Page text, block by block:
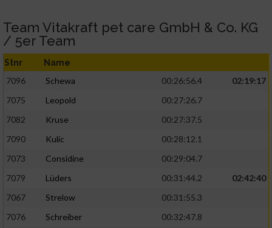
Team Vitakraft pet care GmbH & Co. KG
/ 5er Team
Stnr Name
7096 Schewa 00:26:56.4
02:19:17
7075
Leopold
00:27:26.7
7082
Kruse
00:27:37.5
7090
Kulic
00:28:12.1
7073
Considine
00:29:04.7
7079
Lüders 00:31:44.2
02:42:40
7067
Strelow
00:31:55.3
7076
Schreiber
00:32:47.8